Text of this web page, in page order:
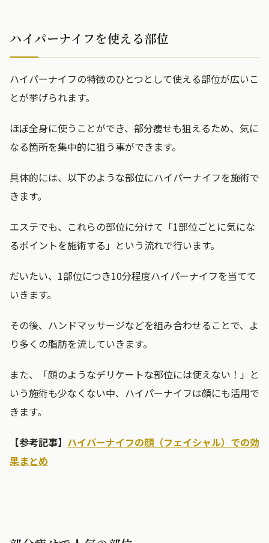
ハイパーナイフを使える部位
ハイパーナイフの特徴のひとつとして使える部位が広いこ
とが挙げられます。
ほぼ全身に使うことができ、部分痩せも狙えるため、気に
なる箇所を集中的に狙う事ができます。
具体的には、以下のような部位にハイパーナイフを施術で
きます。
エステでも、これらの部位に分けて「1部位ごとに気にな
るポイントを施術する」という流れで行います。
だいたい、1部位につき10分程度ハイパーナイフを当てて
いきます。
その後、ハンドマッサージなどを組み合わせることで、よ
り多くの脂肪を流していきます。
また、「顔のようなデリケートな部位には使えない！」と
いう施術も少なくない中、ハイパーナイフは顔にも活用で
きます。
【参考記事】 ハイパーナイフの顔（フェイシャル）での効
果まとめ